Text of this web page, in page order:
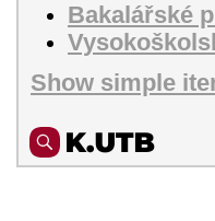
Bakalářské
Show simple